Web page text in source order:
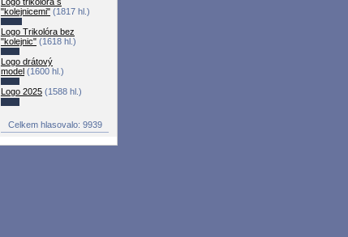
"kolejnicemi" (1817 hl.)
Logo Trikolóra bez
"kolejnic" (1618 hl.)
Logo drátový
model (1600 hl.)
Logo 2025 (1588 hl.)
Celkem hlasovalo: 9939